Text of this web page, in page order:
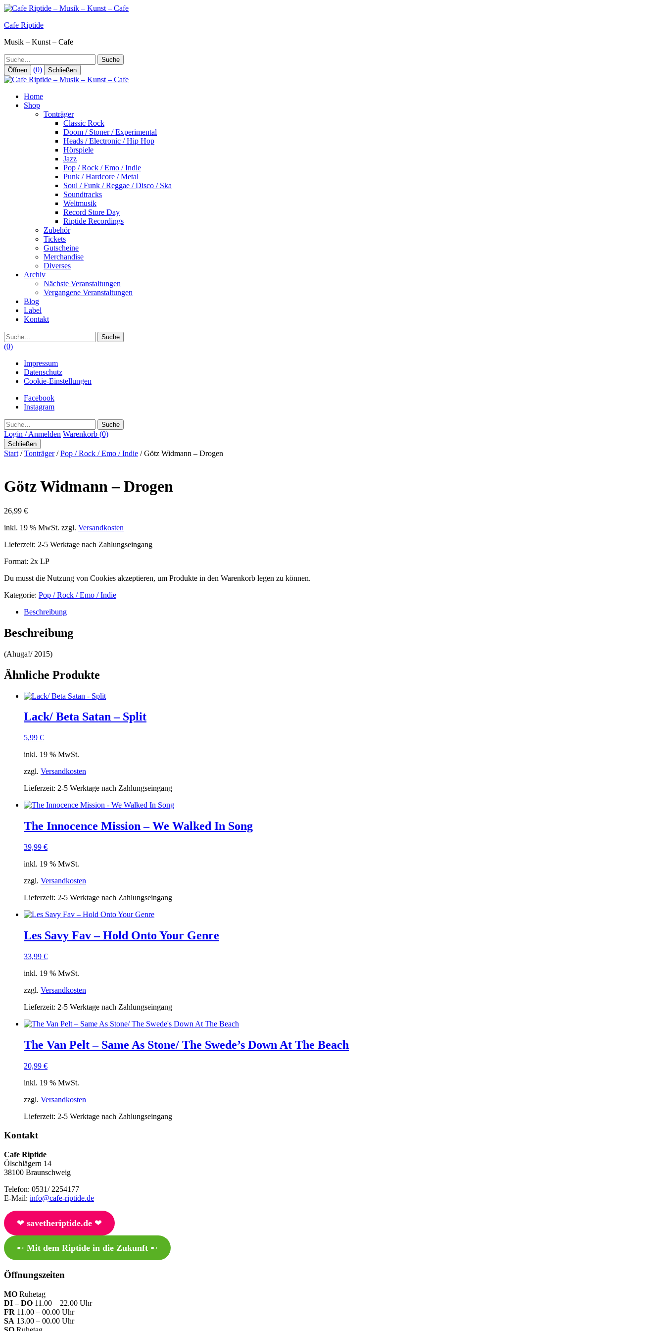
Zum
springen
Cafe Riptide
Musik – Kunst – Cafe
Suche
Öffnen (0) Schließen
Home
Shop
Tonträger
Classic Rock
Doom / Stoner / Experimental
Heads / Electronic / Hip Hop
Hörspiele
Jazz
Pop / Rock / Emo / Indie
Punk / Hardcore / Metal
Soul / Funk / Reggae / Disco / Ska
Soundtracks
Weltmusik
Record Store Day
Riptide Recordings
Zubehör
Tickets
Gutscheine
Merchandise
Diverses
Archiv
Nächste Veranstaltungen
Vergangene Veranstaltungen
Blog
Label
Kontakt
Suche
(0)
Impressum
Datenschutz
Cookie-Einstellungen
Facebook
Instagram
Suche
Login / Anmelden Warenkorb (0)
Schließen
Start /Tonträger/Pop / Rock / Emo / Indie / Götz Widmann ‎– Drogen
Götz Widmann ‎– Drogen
26,99 €
inkl. 19 % MwSt. zzgl. Versandkosten
Lieferzeit: 2-5 Werktage nach Zahlungseingang
Format: 2x LP
Du musst die Nutzung von Cookies akzeptieren, um Produkte in den Warenkorb legen zu können.
Kategorie: Pop / Rock / Emo / Indie
Beschreibung
Beschreibung
(Ahuga!/ 2015)
Ähnliche Produkte
Lack/ Beta Satan – Split
5,99 €
inkl. 19 % MwSt.
zzgl. Versandkosten
Lieferzeit: 2-5 Werktage nach Zahlungseingang
The Innocence Mission – We Walked In Song
39,99 €
inkl. 19 % MwSt.
zzgl. Versandkosten
Lieferzeit: 2-5 Werktage nach Zahlungseingang
Les Savy Fav – Hold Onto Your Genre
33,99 €
inkl. 19 % MwSt.
zzgl. Versandkosten
Lieferzeit: 2-5 Werktage nach Zahlungseingang
The Van Pelt ‎– Same As Stone/ The Swede’s Down At The Beach
20,99 €
inkl. 19 % MwSt.
zzgl. Versandkosten
Lieferzeit: 2-5 Werktage nach Zahlungseingang
Kontakt
Cafe Riptide
Ölschlägern 14
38100 Braunschweig
Telefon: 0531/ 2254177
E-Mail: info@cafe-riptide.de
❤︎ savetheriptide.de❤︎
➸ Mit dem Riptide in die Zukunft➸
Öffnungszeiten
MO Ruhetag
DI – DO 11.00 – 22.00 Uhr
FR 11.00 – 00.00 Uhr
SA 13.00 – 00.00 Uhr